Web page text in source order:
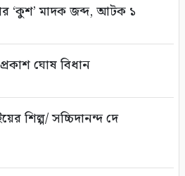
‘কুশ’ মাদক জব্দ, আটক ১
ঘোষ বিধান
শিল্প/ সচ্চিদানন্দ দে